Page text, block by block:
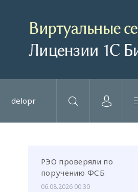
delopr
РЭО проверяли по
поручению ФСБ
06.08.2026 00:30